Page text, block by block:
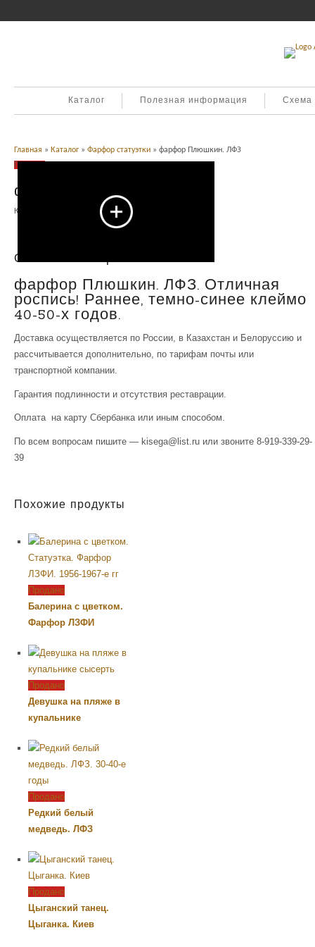
Каталог Полезная информация Схема
Главная » Каталог » Фарфор статуэтки » фарфор Плюшкин. ЛФЗ
Продано
фарфор Плюшкин. ЛФЗ
Категория: Фарфор статуэтки.
Описание товара
фарфор Плюшкин. ЛФЗ. Отличная
роспись! Раннее, темно-синее клеймо
40-50-х годов.
Доставка осуществляется по России, в Казахстан и Белоруссию и
рассчитывается дополнительно, по тарифам почты или
транспортной компании.
Гарантия подлинности и отсутствия реставрации.
Оплата на карту Сбербанка или иным способом.
По всем вопросам пишите — kisega@list.ru или звоните 8-919-339-29-
39
Похожие продукты
Продано
Балерина с цветком.
Фарфор ЛЗФИ
Продано
Девушка на пляже в
купальнике
Продано
Редкий белый
медведь. ЛФЗ
Продано
Цыганский танец.
Цыганка. Киев